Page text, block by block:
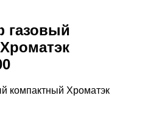
газовый
компактный Хроматэк